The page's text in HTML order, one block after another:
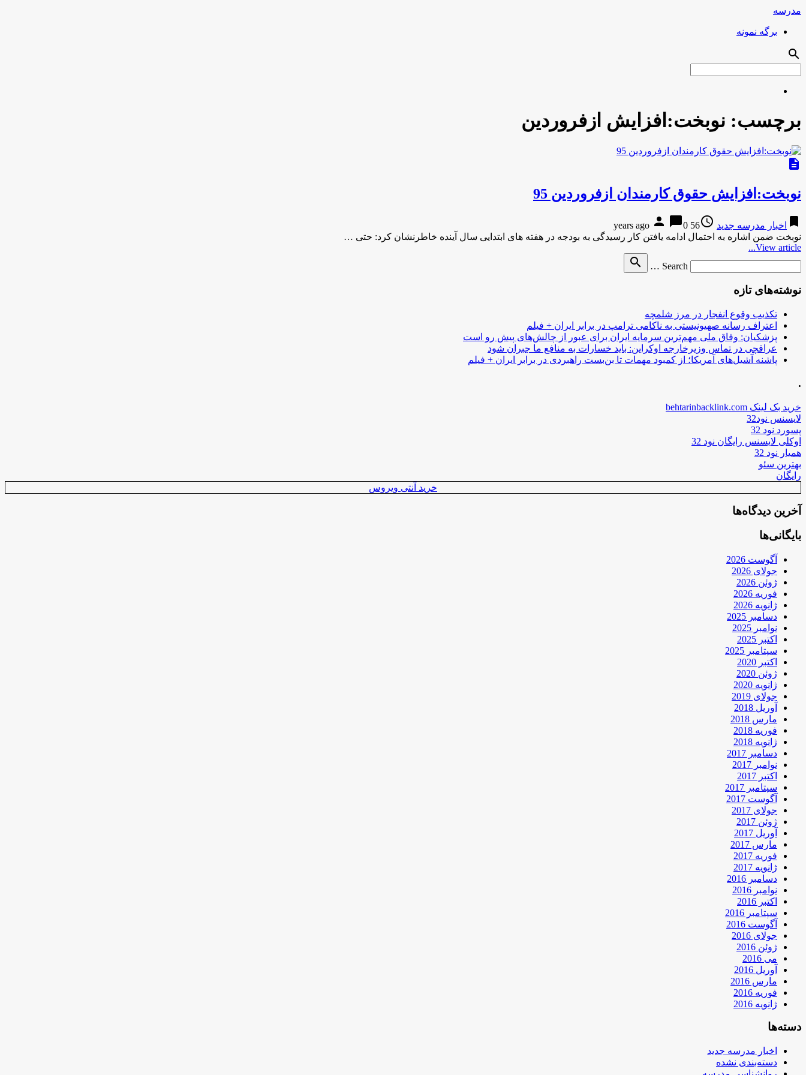
مدرسه
برگه نمونه
search
برچسب: نوبخت:افزایش ازفروردین
description
نوبخت:افزایش حقوق کارمندان ازفروردین 95
bookmark اخبار مدرسه جدید access_time
56 years ago
person chat_bubble0
نوبخت ضمن اشاره به احتمال ادامه یافتن کار رسیدگی به بودجه در هفته های ابتدایی سال آینده خاطرنشان کرد: حتی …
View article...
Search …
search
نوشته‌های تازه
تکذیب وقوع انفجار در مرز شلمچه
اعتراف رسانه صهیونیستی به ناکامی ترامپ در برابر ایران + فیلم
پزشکیان: وفاق ملی مهم‌ترین سرمایه ایران برای عبور از چالش‌های پیش رو است
عراقچی در تماس وزیرخارجه اوکراین: باید خسارات به منافع ما جبران شود
پاشنه آشیل‌های آمریکا؛ از کمبود مهمات تا بن‌بست راهبردی در برابر ایران + فیلم
.
خرید بک لینک behtarinbacklink.com
لایسنس نود32
پسورد نود 32
اوکلی لایسنس رایگان نود 32
همیار نود 32
بهترین سئو
رایگان
خرید آنتی ویروس
آخرین دیدگاه‌ها
بایگانی‌ها
آگوست 2026
جولای 2026
ژوئن 2026
فوریه 2026
ژانویه 2026
دسامبر 2025
نوامبر 2025
اکتبر 2025
سپتامبر 2025
اکتبر 2020
ژوئن 2020
ژانویه 2020
جولای 2019
آوریل 2018
مارس 2018
فوریه 2018
ژانویه 2018
دسامبر 2017
نوامبر 2017
اکتبر 2017
سپتامبر 2017
آگوست 2017
جولای 2017
ژوئن 2017
آوریل 2017
مارس 2017
فوریه 2017
ژانویه 2017
دسامبر 2016
نوامبر 2016
اکتبر 2016
سپتامبر 2016
آگوست 2016
جولای 2016
ژوئن 2016
می 2016
آوریل 2016
مارس 2016
فوریه 2016
ژانویه 2016
دسته‌ها
اخبار مدرسه جدید
دسته‌بندی نشده